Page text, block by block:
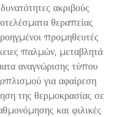
ακριβούς
θεραπείας
προμηθευτές
παλμών, μεταβλητά
αναγνώρισης τύπου
για αφαίρεση
της θερμοκρασίας σε
και φιλικές